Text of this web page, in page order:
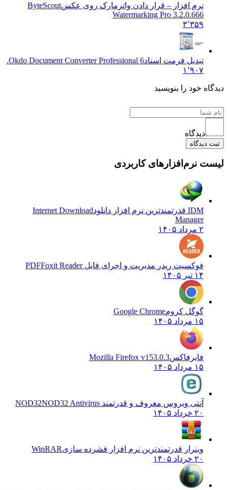
نرم افزار – قرار دادن واترمارک روی عکسByteScout
Watermarking Pro 3.2.0.666
۳٬۳۵۹
تبدیل فرمت اسنادOkdo Document Converter Professional 6.
۱٬۹۰۷
دیدگاه خود را بنویسید
دیدگاه
ثبت دیدگاه
لیست نرم‌افزارهای کاربردی
IDM قدرتمندترین نرم افزار دانلود
Internet Download
Manager
۲ مرداد ۱۴۰۵
فوکسیت ریدر مدیریت و اجرای فایل PDFFoxit Reader
۱۴ تیر ۱۴۰۵
گوگل کرومGoogle Chrome
۱۵ مرداد ۱۴۰۵
فایرفاکسMozilla Firefox v153.0.3
۱۵ مرداد ۱۴۰۵
آنتی ویروس معروف و قدرتمند NOD32 NOD32 Antivirus
۲۰ خرداد ۱۴۰۵
وینرار قدرتمندترین نرم افزار فشرده سازیWinRAR
۲۰ خرداد ۱۴۰۵